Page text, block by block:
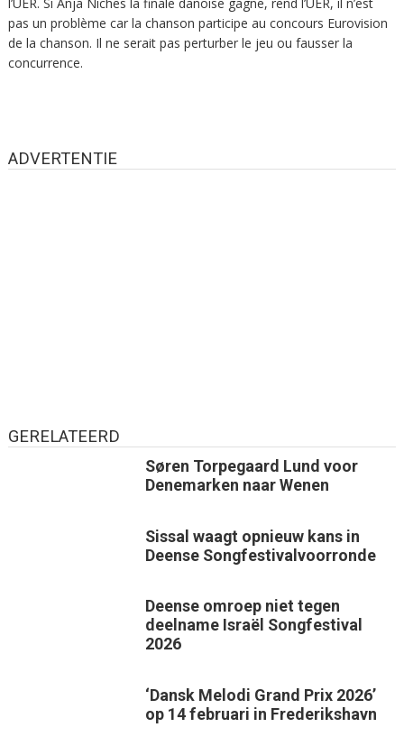
pas un problème car la chanson participe au concours Eurovision
de la chanson. Il ne serait pas perturber le jeu ou fausser la
concurrence.
ADVERTENTIE
GERELATEERD
Søren Torpegaard Lund voor
Denemarken naar Wenen
Sissal waagt opnieuw kans in
Deense Songfestivalvoorronde
Deense omroep niet tegen
deelname Israël Songfestival
2026
‘Dansk Melodi Grand Prix 2026’
op 14 februari in Frederikshavn